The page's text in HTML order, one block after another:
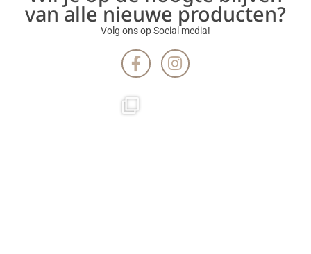
van alle nieuwe producten?
Volg ons op Social media!